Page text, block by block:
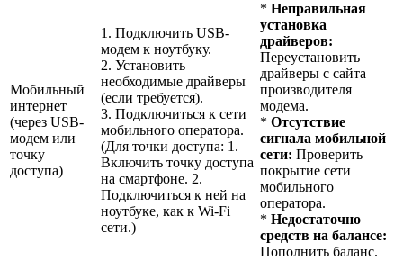
Мобильный
интернет
(через USB-
модем или
точку
доступа)
1. Подключить USB-
модем к ноутбуку.
2. Установить
необходимые драйверы
(если требуется).
3. Подключиться к сети
мобильного оператора.
(Для точки доступа: 1.
Включить точку доступа
на смартфоне. 2.
Подключиться к ней на
ноутбуке, как к Wi-Fi
сети.)
* Неправильная
установка
драйверов:
Переустановить
драйверы с сайта
производителя
модема.
* Отсутствие
сигнала мобильной
сети: Проверить
покрытие сети
мобильного
оператора.
* Недостаточно
средств на балансе:
Пополнить баланс.